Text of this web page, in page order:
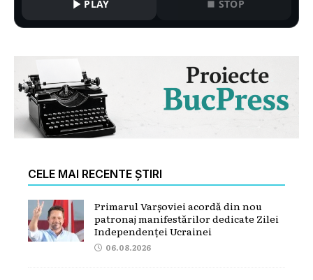
PLAY STOP
CELE MAI RECENTE ȘTIRI
Primarul Varșoviei acordă din nou
patronaj manifestărilor dedicate Zilei
Independenței Ucrainei
06.08.2026